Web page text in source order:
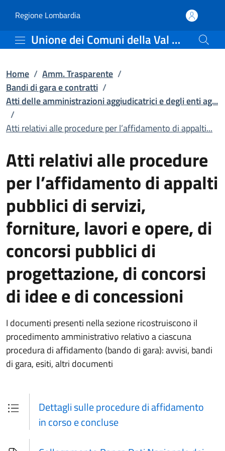
Atti relativi alle
Regione Lombardia(apre in un'altra scheda).
Unione dei Comuni della Val Saviore
Home / Amm. Trasparente /
Bandi di gara e contratti /
Atti delle amministrazioni aggiudicatrici e degli enti ag...
/
Atti relativi alle procedure per l’affidamento di appalti...
Atti relativi alle procedure
per l’affidamento di appalti
pubblici di servizi,
forniture, lavori e opere, di
concorsi pubblici di
progettazione, di concorsi
di idee e di concessioni
I documenti presenti nella sezione ricostruiscono il
procedimento amministrativo relativo a ciascuna
procedura di affidamento (bando di gara): avvisi, bandi
di gara, esiti, altri documenti
Dettagli sulle procedure di affidamento
in corso e concluse